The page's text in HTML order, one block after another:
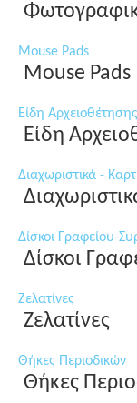
Mouse Pads
Mouse Pads
Είδη Αρχειοθέτησης
Είδη
Διαχωριστικά -
Δίσκοι Γραφείου-
Δίσκοι
Ζελατίνες
Ζελατίνες
Θήκες Περιοδικών
Θήκες